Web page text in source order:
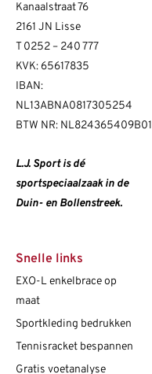
Kanaalstraat 76
2161 JN Lisse
T 0252 – 240 777
KVK: 65617835
IBAN:
NL13ABNA0817305254
BTW NR: NL824365409B01
L.J. Sport is dé
sportspeciaalzaak in de
Duin- en Bollenstreek.
Snelle links
EXO-L enkelbrace op
maat
Sportkleding bedrukken
Tennisracket bespannen
Gratis voetanalyse